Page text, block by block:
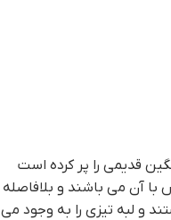
قدیمی را پر کرده است
با آن می باشند و بلافاصله
و لبه تیزی را به وجود می